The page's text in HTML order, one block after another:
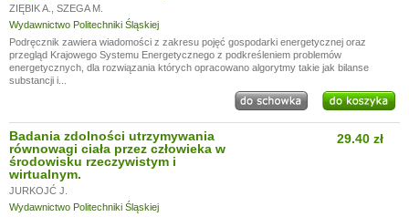
ZIĘBIK A.
SZEGA M.
Wydawnictwo Politechniki Śląskiej
Podręcznik zawiera wiadomości z zakresu pojęć gospodarki energetycznej oraz
przegląd Krajowego Systemu Energetycznego z podkreśleniem problemów
energetycznych, dla rozwiązania których opracowano algorytmy takie jak bilanse
substancji i...
Badania zdolności utrzymywania
równowagi ciała przez człowieka w
środowisku rzeczywistym i
wirtualnym.
JURKOJĆ J.
Wydawnictwo Politechniki Śląskiej
29.40 zł